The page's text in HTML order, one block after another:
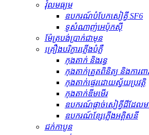
វ៉ុលមធ្យម
ឧបករណ៍បំបែកសៀគ្វី SF6
ទូសំណាញ់អេប៉ុកស៊ី
ម៉ែត្របង់ប្រាក់ជាមុន
គ្រឿងបរិក្ខារភ្លើងបំភ្លឺ
កុងតាក់ និងរន្ធ
កុងតាក់ត្រួតពិនិត្យ និងការពា
កុងតាក់ផ្ទេរដោយស្វ័យប្រវត្តិ
កុងតាក់ឌីមមើរ
ឧបករណ៍​ផ្តាច់​សៀគ្វី​ដី​ដែល​
ឧបករណ៍ខ្សែភ្លើងអគ្គិសនី
ជក់កាបូន